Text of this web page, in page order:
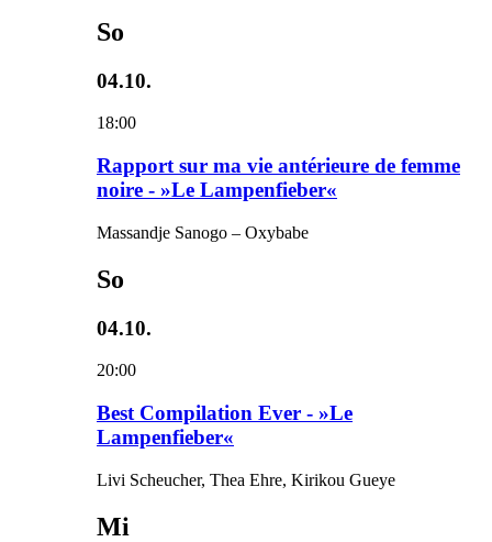
So
04.10.
18:00
Rapport sur ma vie antérieure de femme
noire - »Le Lampenfieber«
Massandje Sanogo – Oxybabe
So
04.10.
20:00
Best Compilation Ever - »Le
Lampenfieber«
Livi Scheucher, Thea Ehre, Kirikou Gueye
Mi